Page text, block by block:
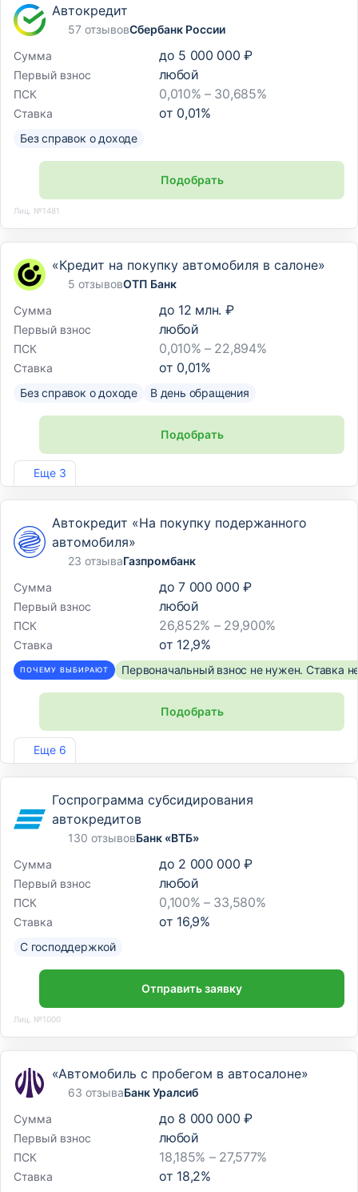
Автокредит
57 отзывовСбербанк России
Сумма
до 5 000 000 ₽
Первый взнос любой
ПСК 0,010% – 30,685%
Ставка от 0,01%
Без справок о доходе
Подобрать
Лиц. №1481
Еще 3
«Кредит на покупку автомобиля в салоне»
5 отзывовОТП Банк
Сумма
до 12 млн. ₽
Первый взнос любой
ПСК 0,010% – 22,894%
Ставка от 0,01%
Без справок о доходе В день обращения
Подобрать
Лиц. №2766
Еще 6
Автокредит «На покупку подержанного
автомобиля»
23 отзываГазпромбанк
Сумма
до 7 000 000 ₽
Первый взнос любой
ПСК 26,852% – 29,900%
Ставка от 12,9%
ПОЧЕМУ ВЫБИРАЮТ Первоначальный взнос не нужен. Ставка
Подобрать
Лиц. №354
Госпрограмма субсидирования
автокредитов
130 отзывовБанк «ВТБ»
Сумма
до 2 000 000 ₽
Первый взнос любой
ПСК 0,100% – 33,580%
Ставка от 16,9%
С господдержкой
Отправить заявку
Лиц. №1000
«Автомобиль с пробегом в автосалоне»
63 отзываБанк Уралсиб
Сумма
до 8 000 000 ₽
Первый взнос любой
ПСК 18,185% – 27,577%
Ставка от 18,2%